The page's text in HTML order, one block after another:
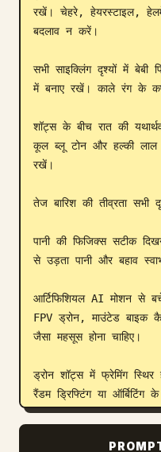
रखें। चेहरे, हेयरस्टाइल,
बदलाव न करें।
सभी साइक्लिंग दृश्यों में
में बनाए रखें। काले रंग के
शॉट्स के बीच रात की
कूल ब्लू टोन और हल्की लाल
रखें।
तेज बारिश की तीव्रता सभी
पानी की फिजिक्स सटीक
से उड़ता पानी और बहाव
आर्टिफिशियल AI मोशन से
FPV ड्रोन, माउंटेड बाइक
जैसा महसूस होना चाहिए।
ड्रोन शॉट्स में फ्रेमिंग स्थिर
रैंडम ड्रिफ्टिंग या ऑर्बिटिंग
PROMPT